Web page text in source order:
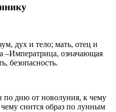
дух и тело; мать, отец и
–Императрица, означающая
безопасность.
по дню от новолуния, к чему
снится образ по лунным